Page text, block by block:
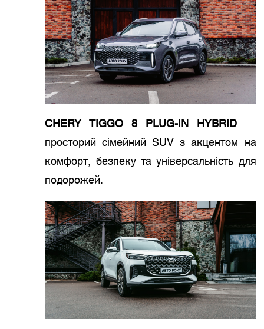
CHERY TIGGO 8 PLUG-IN HYBRID —
просторий сімейний SUV з акцентом на
комфорт, безпеку та універсальність для
подорожей.